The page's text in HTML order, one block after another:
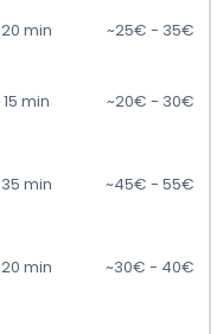
20 min ~25€ - 35€
15 min ~20€ - 30€
35 min ~45€ - 55€
20 min ~30€ - 40€